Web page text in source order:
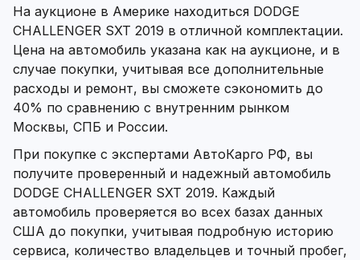
На аукционе в Америке находиться DODGE
CHALLENGER SXT 2019 в отличной комплектации.
Цена на автомобиль указана как на аукционе, и в
случае покупки, учитывая все дополнительные
расходы и ремонт, вы сможете сэкономить до
40% по сравнению с внутренним рынком
Москвы, СПБ и России.
При покупке с экспертами АвтоКарго РФ, вы
получите проверенный и надежный автомобиль
DODGE CHALLENGER SXT 2019. Каждый
автомобиль проверяется во всех базах данных
США до покупки, учитывая подробную историю
сервиса, количество владельцев и точный пробег,